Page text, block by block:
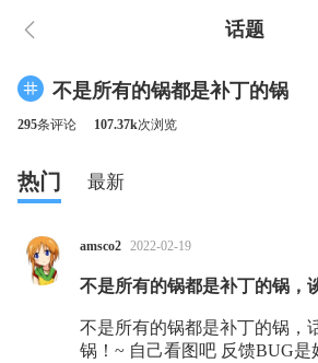
话题
不是所有的锅都是补丁的锅
295条评论 107.37k次浏览
热门 最新
amsco2 2022-02-19
不是所有的锅都是补丁的锅，
不是所有的锅都是补丁的锅，
锅！~ 自己看图吧 反馈BUG是